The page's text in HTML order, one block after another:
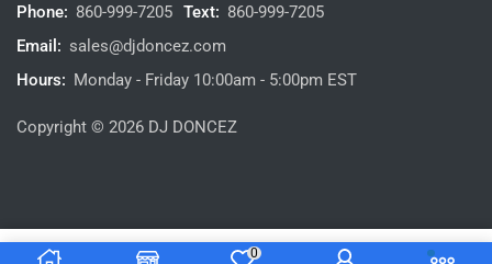
0
Phone: 860-999-7205 Text: 860-999-7205
Email: sales@djdoncez.com
Hours: Monday - Friday 10:00am - 5:00pm EST
Copyright © 2026 DJ DONCEZ